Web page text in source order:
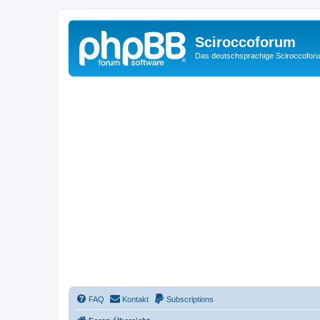
Sciroccoforum
Das deutschsprachige
FAQ Kontakt Subscriptions